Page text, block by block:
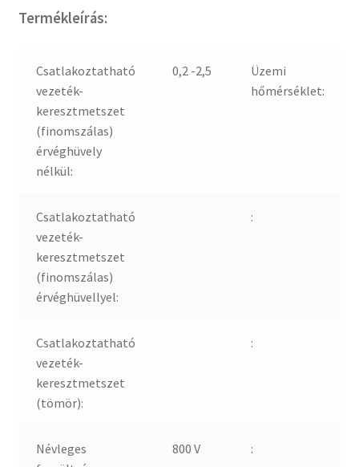
Termékleírás:
Csatlakoztatható
vezeték-
keresztmetszet
(finomszálas)
érvéghüvely
nélkül:
0,2 -2,5
Üzemi
hőmérséklet:
Csatlakoztatható
vezeték-
keresztmetszet
(finomszálas)
érvéghüvellyel:
:
Csatlakoztatható
vezeték-
keresztmetszet
(tömör):
:
Névleges
800 V :